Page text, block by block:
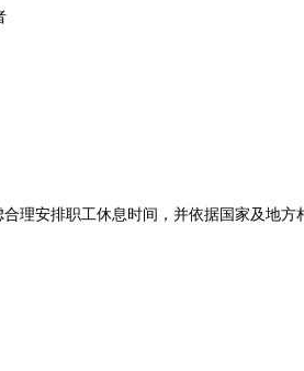
安排职工休息时间，并依据国家及地方